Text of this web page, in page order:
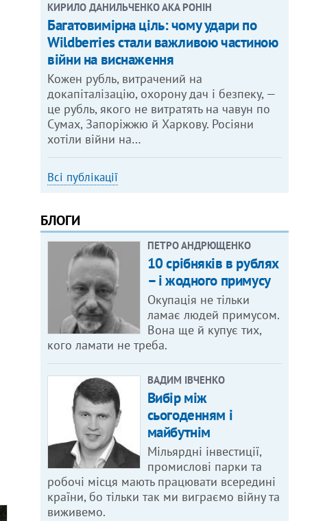
КИРИЛО ДАНИЛЬЧЕНКО АКА РОНІН
Багатовимірна ціль: чому удари по
Wildberries стали важливою частиною
війни на виснаження
Кожен рубль, витрачений на
докапіталізацію, охорону дач і безпеку, —
це рубль, якого не витратять на чавун по
Сумах, Запоріжжю й Харкову. Росіяни
хотіли війни на…
Всі публікації
БЛОГИ
ПЕТРО АНДРЮЩЕНКО
10 срібняків в рублях
– і жодного примусу
Окупація не тільки
ламає людей примусом.
Вона ще й купує тих,
кого ламати не треба.
ВАДИМ ІВЧЕНКО
Вибір між
сьогоденням і
майбутнім
Мільярдні інвестиції,
промислові парки та
робочі місця мають працювати всередині
країни, бо тільки так ми виграємо війну та
виживемо.